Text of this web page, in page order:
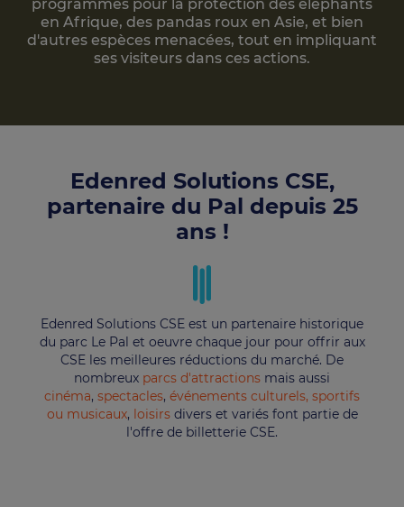
programmes pour la protection des éléphants
en Afrique, des pandas roux en Asie, et bien
d'autres espèces menacées, tout en impliquant
ses visiteurs dans ces actions.
Edenred Solutions CSE,
partenaire du Pal depuis 25
ans !
Edenred Solutions CSE est un partenaire historique
du parc Le Pal et oeuvre chaque jour pour offrir aux
CSE les meilleures réductions du marché. De
nombreux parcs d'attractions mais aussi
cinéma, spectacles, événements culturels, sportifs
ou musicaux, loisirsdivers et variés font partie de
l'offre de billetterie CSE.